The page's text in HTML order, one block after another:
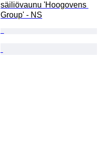
säiliövaunu 'Hoogovens
Group' - NS